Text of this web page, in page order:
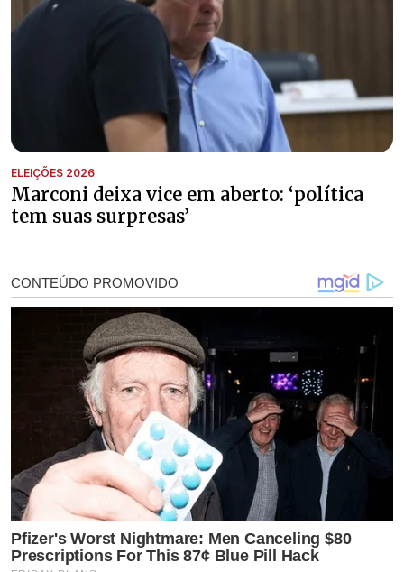
ELEIÇÕES 2026
Marconi deixa vice em aberto: ‘política
tem suas surpresas’